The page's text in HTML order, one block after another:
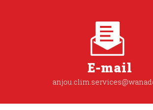
E-mail